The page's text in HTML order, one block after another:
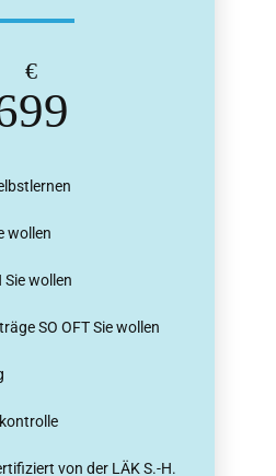
€
wollen
Sie wollen
SO OFT Sie wollen
von der LÄK S.-H.